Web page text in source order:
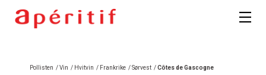
Pollisten /Vin / Hvitvin / Frankrike /Sørvest /Côtes de Gascogne